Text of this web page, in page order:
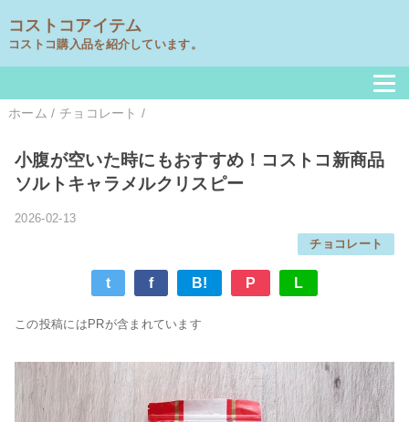
コストコアイテム
コストコ購入品を紹介しています。
ホーム / チョコレート /
小腹が空いた時にもおすすめ！コストコ新商品
ソルトキャラメルクリスピー
2026-02-13
チョコレート
t f B! P L
この投稿にはPRが含まれています